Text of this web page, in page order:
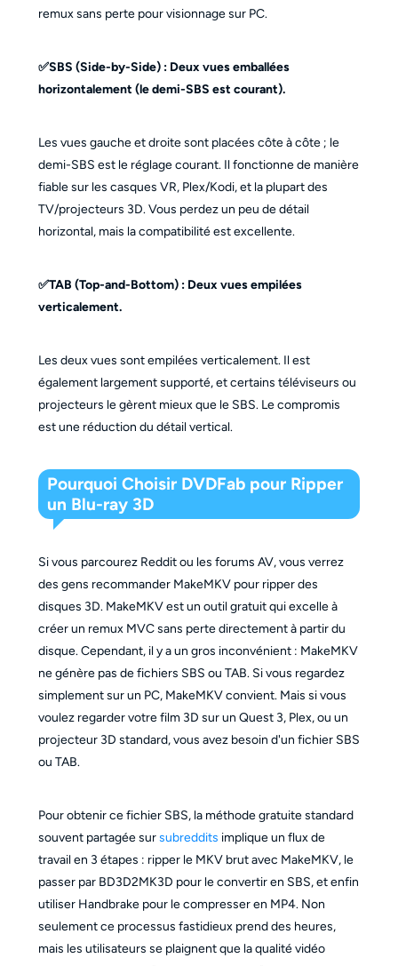
remux sans perte pour visionnage sur PC.
✅SBS (Side-by-Side) : Deux vues emballées
horizontalement (le demi-SBS est courant).
Les vues gauche et droite sont placées côte à côte ; le
demi-SBS est le réglage courant. Il fonctionne de manière
fiable sur les casques VR, Plex/Kodi, et la plupart des
TV/projecteurs 3D. Vous perdez un peu de détail
horizontal, mais la compatibilité est excellente.
✅TAB (Top-and-Bottom) : Deux vues empilées
verticalement.
Les deux vues sont empilées verticalement. Il est
également largement supporté, et certains téléviseurs ou
projecteurs le gèrent mieux que le SBS. Le compromis
est une réduction du détail vertical.
Pourquoi Choisir DVDFab pour Ripper
un Blu-ray 3D
Si vous parcourez Reddit ou les forums AV, vous verrez
des gens recommander MakeMKV pour ripper des
disques 3D. MakeMKV est un outil gratuit qui excelle à
créer un remux MVC sans perte directement à partir du
disque. Cependant, il y a un gros inconvénient : MakeMKV
ne génère pas de fichiers SBS ou TAB. Si vous regardez
simplement sur un PC, MakeMKV convient. Mais si vous
voulez regarder votre film 3D sur un Quest 3, Plex, ou un
projecteur 3D standard, vous avez besoin d'un fichier SBS
ou TAB.
Pour obtenir ce fichier SBS, la méthode gratuite standard
souvent partagée sursubreddits implique un flux de
travail en 3 étapes : ripper le MKV brut avec MakeMKV, le
passer par BD3D2MK3D pour le convertir en SBS, et enfin
utiliser Handbrake pour le compresser en MP4. Non
seulement ce processus fastidieux prend des heures,
mais les utilisateurs se plaignent que la qualité vidéo